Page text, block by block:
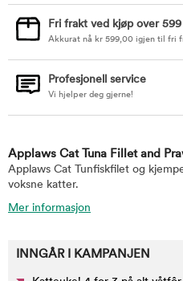
Fri frakt ved kjøp over
Akkurat nå kr 599,00 igjen til fri
Profesjonell service
Vi hjelper deg gjerne!
Applaws Cat Tuna Fillet and
Applaws Cat Tunfiskfilet og
voksne katter.
Mer informasjon
INNGÅR I KAMPANJEN